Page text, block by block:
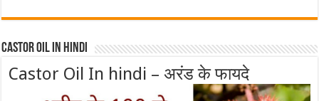
Castor Oil In Hindi
Castor Oil In hindi – अरंड के फायदे